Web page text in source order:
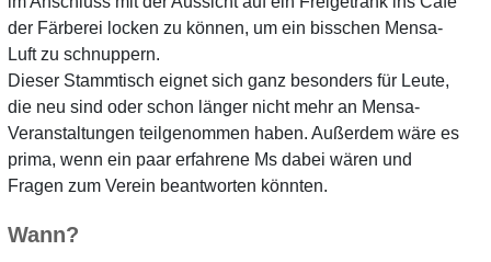
der Färberei locken zu können, um ein bisschen Mensa-
Luft zu schnuppern.
Dieser Stammtisch eignet sich ganz besonders für Leute,
die neu sind oder schon länger nicht mehr an Mensa-
Veranstaltungen teilgenommen haben. Außerdem wäre es
prima, wenn ein paar erfahrene Ms dabei wären und
Fragen zum Verein beantworten könnten.
Wann?